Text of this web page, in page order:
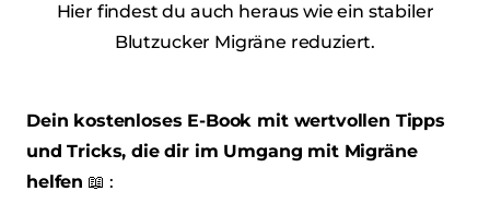
Hier findest du auch heraus wie ein stabiler
Blutzucker Migräne reduziert.
Dein kostenloses E-Book mit wertvollen Tipps
und Tricks, die dir im Umgang mit Migräne
helfen 📖 :